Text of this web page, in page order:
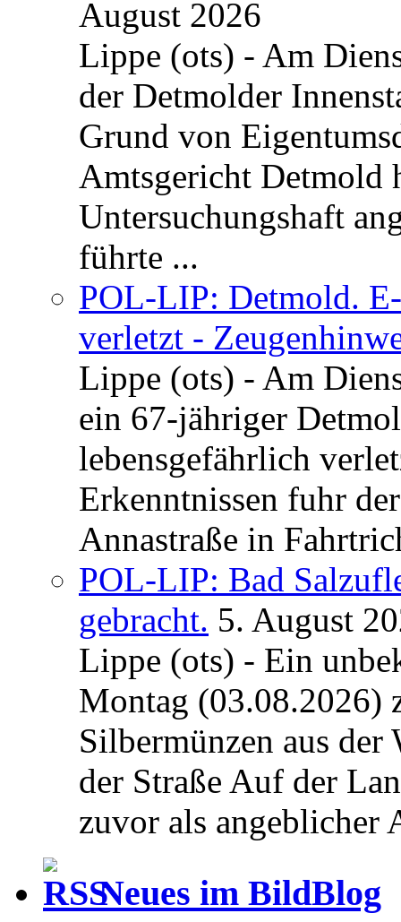
August 2026
Lippe (ots) - Am
der Detmolder
Grund von
Amtsgericht Detmold
Untersuchungshaft
führte ...
POL-LIP: Detmold.
verletzt -
Lippe (ots) - Am
ein 67-jähriger
lebensgefährlich
Erkenntnissen fuhr
Annastraße in
POL-LIP: Bad
gebracht. 5. August
Lippe (ots) - Ein
Montag (03.08.2026)
Silbermünzen aus der
der Straße Auf der
zuvor als angeblicher
Neues im BildBlog